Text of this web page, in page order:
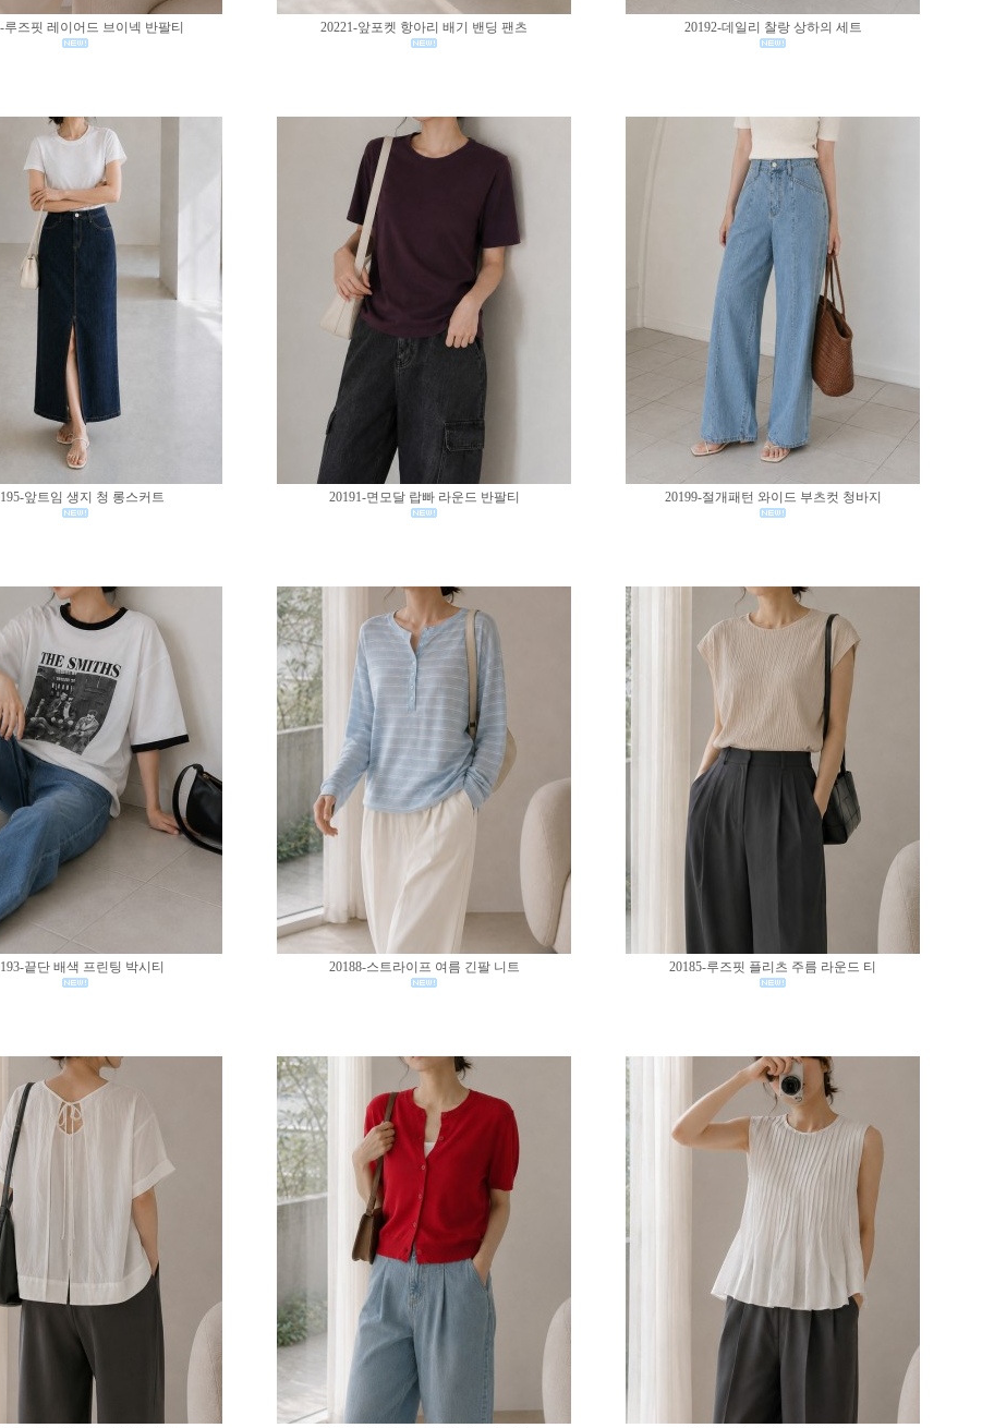
루즈핏 레이어드 브이넥 반팔티 20221-앞포켓 항아리 배기 밴딩 팬츠 20192-데일리 찰랑 상하의 세트
앞트임 생지 청 롱스커트 20191-면모달 랍빠 라운드 반팔티 20199-절개패턴 와이드 부츠컷 청바지
끝단 배색 프린팅 박시티 20188-스트라이프 여름 긴팔 니트 20185-루즈핏 플리츠 주름 라운드 티